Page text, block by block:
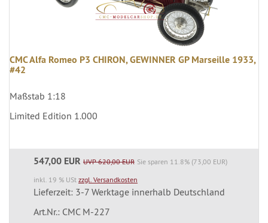
CMC Alfa Romeo P3 CHIRON, GEWINNER GP Marseille 1933,
#42
Maßstab 1:18
Limited Edition 1.000
547,00 EUR UVP 620,00 EUR Sie sparen 11.8% (73,00 EUR)
inkl. 19 % USt zzgl. Versandkosten
Lieferzeit: 3-7 Werktage innerhalb Deutschland
Art.Nr.: CMC M-227